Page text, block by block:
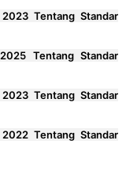
Tentang Standar
Tentang Standar
Tentang Standar
Tentang Standar